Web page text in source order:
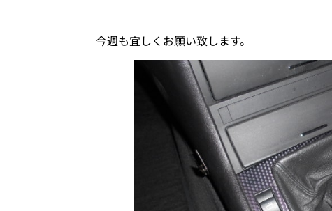
今週も宜しくお願い致します。